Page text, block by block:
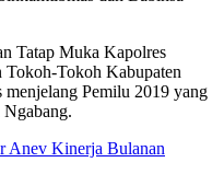
Tatap Muka Kapolres
Tokoh-Tokoh Kabupaten
Pemilu 2019 yang
Ngabang.
Anev Kinerja Bulanan